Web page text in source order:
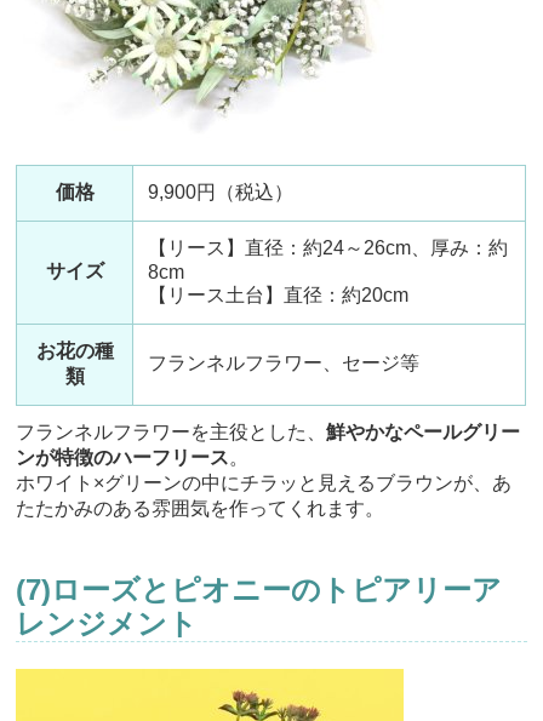
価格 9,900円（税込）
サイズ
【リース】直径：約24～26cm、厚み：約
8cm
【リース土台】直径：約20cm
お花の種
類
フランネルフラワー、セージ等
フランネルフラワーを主役とした、鮮やかなペールグリー
ンが特徴のハーフリース。
ホワイト×グリーンの中にチラッと見えるブラウンが、あ
たたかみのある雰囲気を作ってくれます。
(7)ローズとピオニーのトピアリーア
レンジメント